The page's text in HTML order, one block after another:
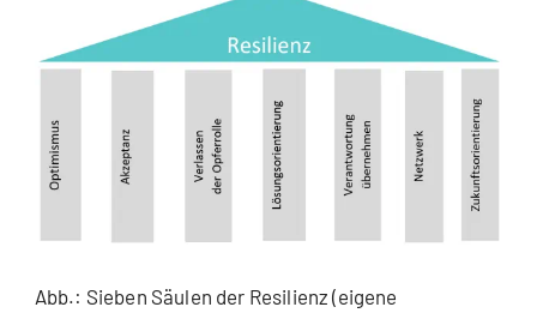
Abb.: Sieben Säulen der Resilienz (eigene